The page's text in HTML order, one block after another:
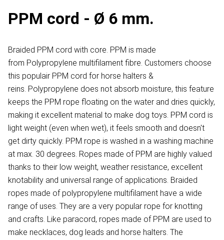
PPM cord - Ø 6 mm.
Braided PPM cord with core. PPM is made
from Polypropylene multifilament fibre. Customers choose
this populair PPM cord for horse halters &
reins. Polypropylene does not absorb moisture, this feature
keeps the PPM rope floating on the water and dries quickly,
making it excellent material to make dog toys. PPM cord is
light weight (even when wet), it feels smooth and doesn't
get dirty quickly. PPM rope is washed in a washing machine
at max. 30 degrees. Ropes made of PPM are highly valued
thanks to their low weight, weather resistance, excellent
knotability and universal range of applications. Braided
ropes made of polypropylene multifilament have a wide
range of uses. They are a very popular rope for knotting
and crafts. Like paracord, ropes made of PPM are used to
make necklaces, dog leads and horse halters. The